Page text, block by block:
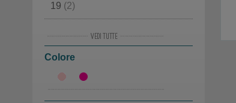
19 (2)
21(2)
22(2)
Colore